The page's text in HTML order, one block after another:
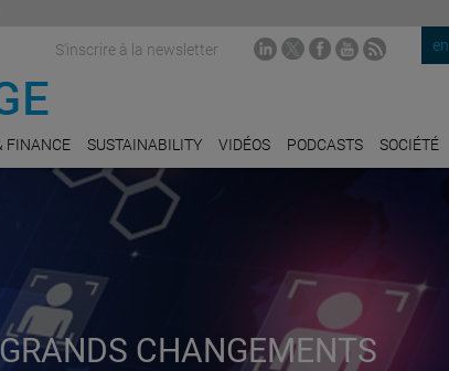
en
S'inscrire à la newsletter
FINANCE SUSTAINABILITY VIDÉOS PODCASTS SOCIÉTÉ
CHANGEMENTS